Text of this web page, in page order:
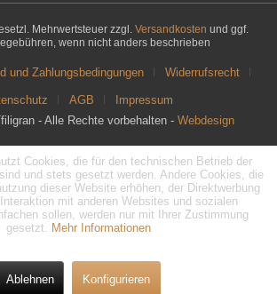
Mehrwertsteuer zzgl. Versandkosten und ggf.
wenn nicht anders beschrieben
und Zahlungsbedingungen Widerrufsrecht
AGB
Impressum
- Alle Rechte vorbehalten - Webdesign
Cookies, die für den technischen Betrieb der
und stets gesetzt werden. Andere Cookies, die
dieser Website erhöhen, der Direktwerbung
mit anderen Websites und sozialen
sollen, werden nur mit Ihrer Zustimmung
gesetzt. Mehr Informationen
Ablehnen Konfigurieren